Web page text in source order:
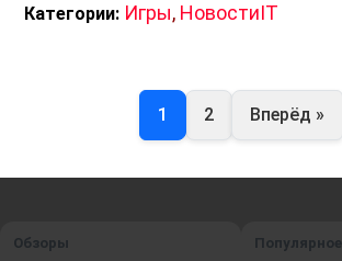
Категории: Игры, НовостиIT
1 2 Вперёд »
Обзоры Популярное